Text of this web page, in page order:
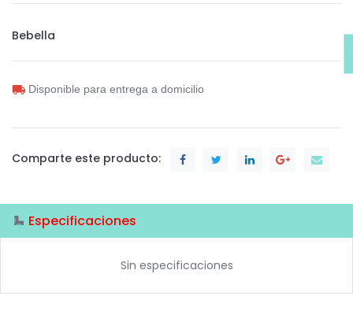
Bebella
Disponible para entrega a domicilio
Comparte este producto:
Especificaciones
Sin especificaciones